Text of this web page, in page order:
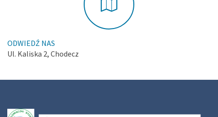
ODWIEDŹ NAS
Ul. Kaliska 2, Chodecz